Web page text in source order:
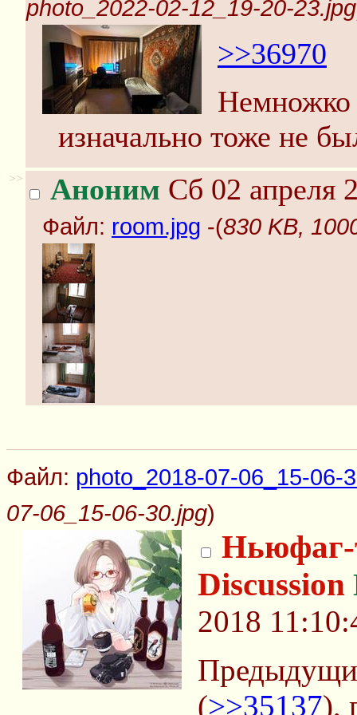
photo_2022-02-12_19-20-23.jpg
>>36970
Немножко
изначально тоже не
>> Аноним Сб 02 апреля
Файл: room.jpg -(830 KB,
Файл: photo_2018-07-06_15-06-
07-06_15-06-30.jpg)
Ньюфаг-
Discussion
2018
(>>35137),